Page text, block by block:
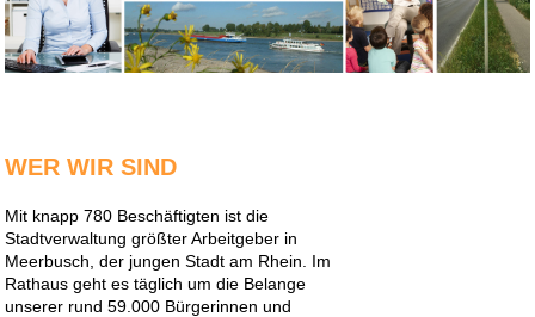
WER WIR SIND
Mit knapp 780 Beschäftigten ist die
Stadtverwaltung größter Arbeitgeber in
Meerbusch, der jungen Stadt am Rhein. Im
Rathaus geht es täglich um die Belange
unserer rund 59.000 Bürgerinnen und